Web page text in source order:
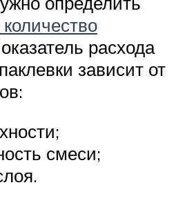
расхода
зависит от
смеси;